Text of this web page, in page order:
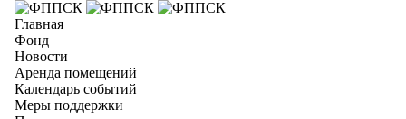
Главная
Фонд
Новости
Аренда помещений
Календарь событий
Меры поддержки